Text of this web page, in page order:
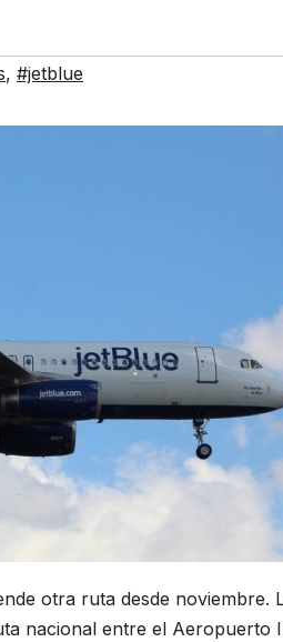
, #jetblue
otra ruta desde noviembre.
nacional entre el Aeropuerto